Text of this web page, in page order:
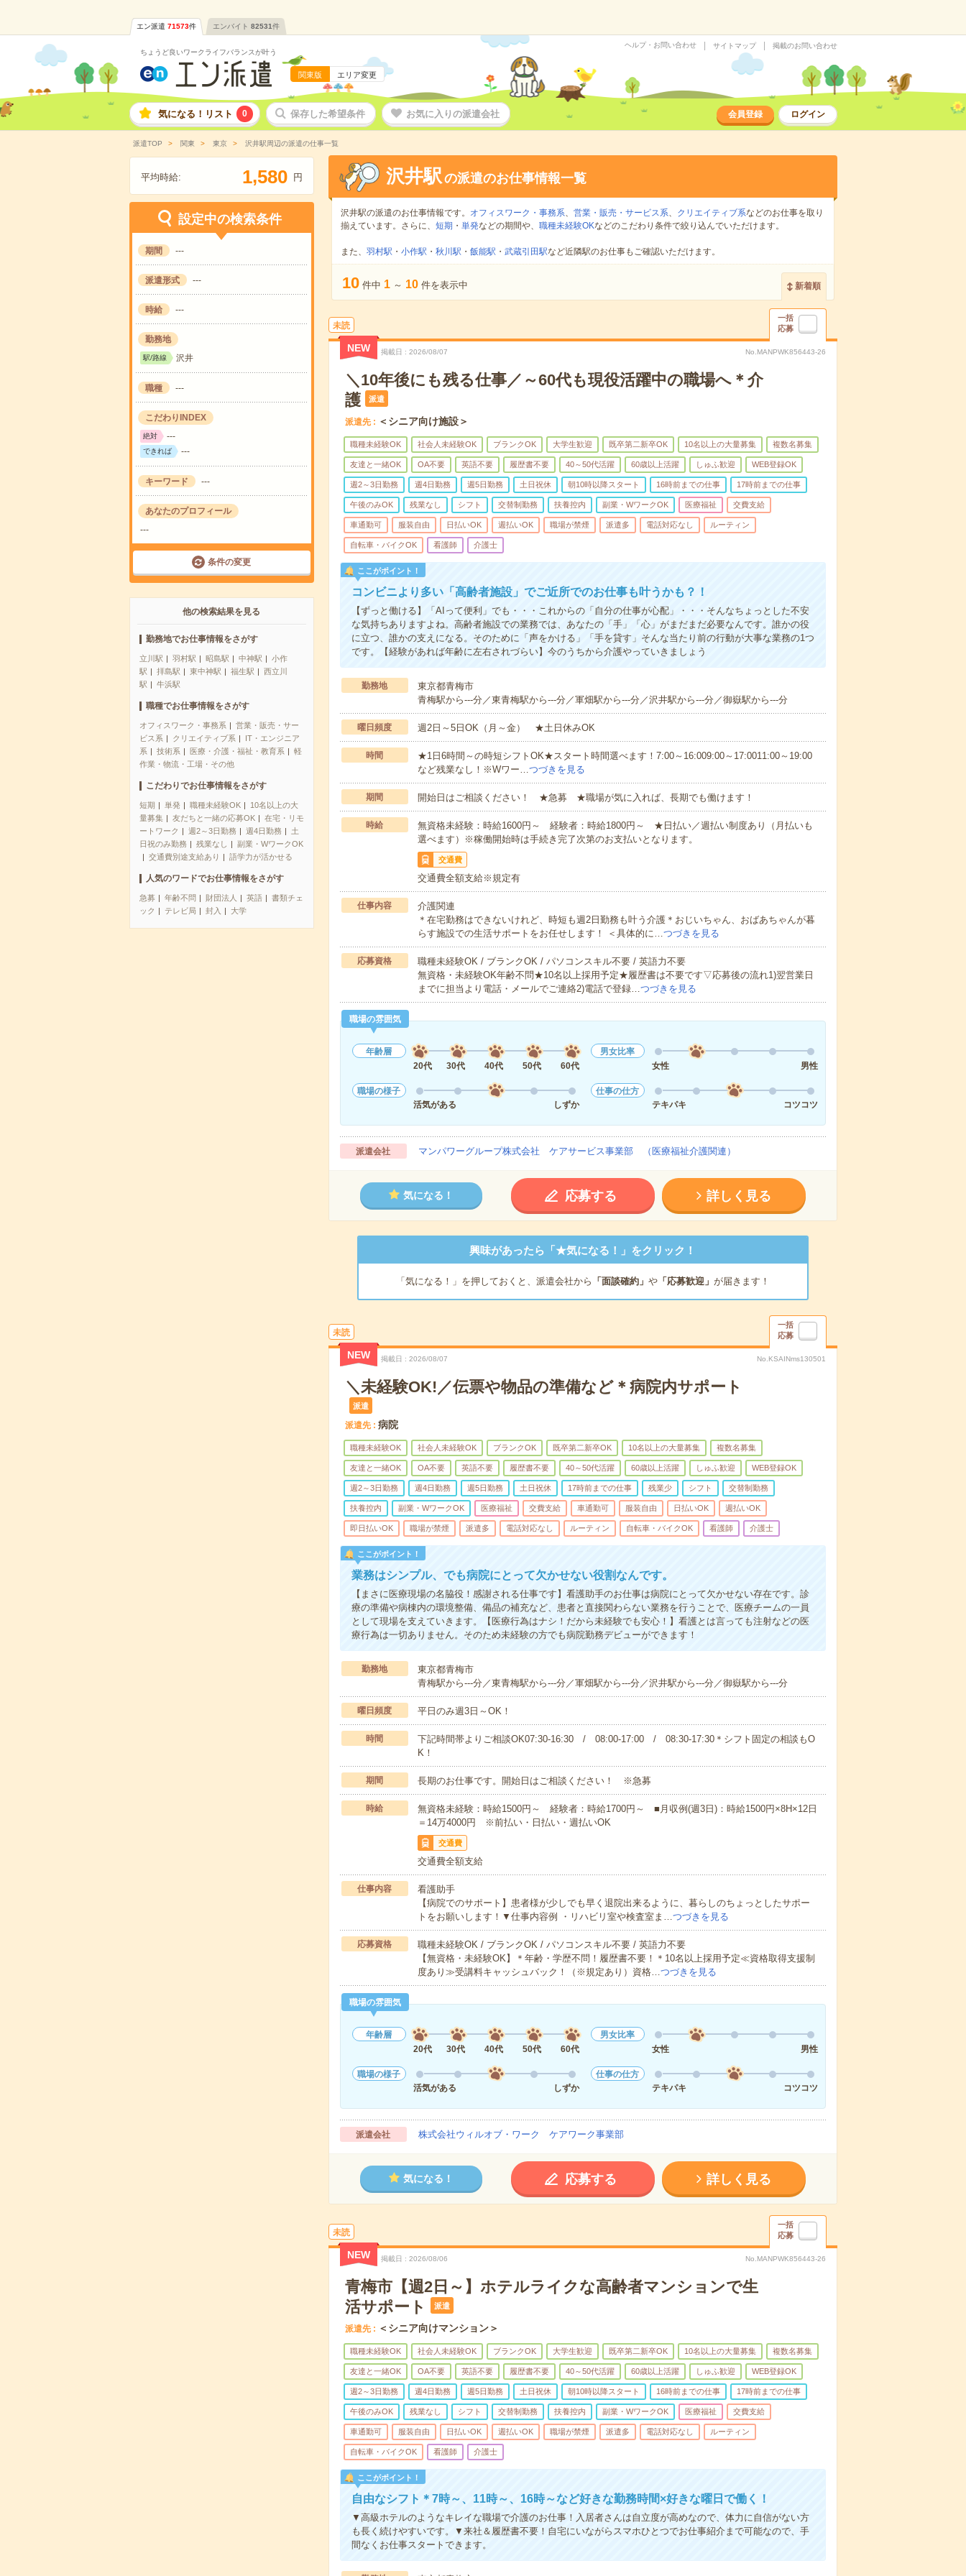
エン派遣 71573件 エンバイト 82531件
ちょうど良いワークライフバランスが叶う
関東版 エリア変更
ヘルプ・お問い合わせ サイトマップ 掲載のお問い合わせ
気になる！リスト 0 保存した希望条件 お気に入りの派遣会社 会員登録 ログイン
派遣TOP 関東 東京 沢井駅周辺の派遣の仕事一覧
平均時給: 1,580 円
設定中の検索条件
期間 ---
派遣形式 ---
時給 ---
勤務地
駅/路線 沢井
職種 ---
こだわりINDEX
絶対 ---
できれば ---
キーワード ---
あなたのプロフィール
---
条件の変更
他の検索結果を見る
勤務地でお仕事情報をさがす
立川駅 羽村駅 昭島駅 中神駅
小作
駅
拝島駅 東中神駅 福生駅
西立川
駅
牛浜駅
職種でお仕事情報をさがす
オフィスワーク・事務系
営業・販売・サー
ビス系
クリエイティブ系
IT・エンジニア
系
技術系 医療・介護・福祉・教育系
軽
作業・物流・工場・その他
こだわりでお仕事情報をさがす
短期 単発 職種未経験OK
10名以上の大
量募集
友だちと一緒の応募OK
在宅・リモ
ートワーク
週2～3日勤務 週4日勤務
土
日祝のみ勤務
残業なし
副業・WワークOK
交通費別途支給あり
語学力が活かせる
人気のワードでお仕事情報をさがす
急募 年齢不問 財団法人 英語
書類チェ
ック
テレビ局 封入 大学
沢井駅の派遣のお仕事情報一覧
沢井駅の派遣のお仕事情報です。 オフィスワーク・事務系、 営業・販売・サービス系、 クリエイティブ系などのお仕事を取り
揃えています。さらに、 短期 ・ 単発などの期間や、 職種未経験OKなどのこだわり条件で絞り込んでいただけます。
また、 羽村駅 ・ 小作駅 ・ 秋川駅 ・ 飯能駅 ・ 武蔵引田駅など近隣駅のお仕事もご確認いただけます。
10 件中 1 ～ 10 件を表示中 新着順
未読
一括
応募
NEW 掲載日 2026/08/07 No.MANPWK856443-26
＼10年後にも残る仕事／～60代も現役活躍中の職場へ＊介
護
派遣
派遣先 ＜シニア向け施設＞
職種未経験OK 社会人未経験OK ブランクOK 大学生歓迎 既卒第二新卒OK 10名以上の大量募集 複数名募集
友達と一緒OK OA不要 英語不要 履歴書不要 40～50代活躍 60歳以上活躍 しゅふ歓迎 WEB登録OK
週2～3日勤務 週4日勤務 週5日勤務 土日祝休 朝10時以降スタート 16時前までの仕事 17時前までの仕事
午後のみOK 残業なし シフト 交替制勤務 扶養控内 副業・WワークOK 医療福祉 交費支給
車通勤可 服装自由 日払いOK 週払いOK 職場が禁煙 派遣多 電話対応なし ルーティン
自転車・バイクOK 看護師 介護士
ここがポイント！
コンビニより多い「高齢者施設」でご近所でのお仕事も叶うかも？！
【ずっと働ける】「AIって便利」でも・・・これからの「自分の仕事が心配」・・・そんなちょっとした不安
な気持ちありますよね。高齢者施設での業務では、あなたの「手」「心」がまだまだ必要なんです。誰かの役
に立つ、誰かの支えになる。そのために「声をかける」「手を貸す」そんな当たり前の行動が大事な業務の1つ
です。【経験があれば年齢に左右されづらい】今のうちから介護やっていきましょう
勤務地
東京都青梅市
青梅駅から---分／東青梅駅から---分／軍畑駅から---分／沢井駅から---分／御嶽駅から---分
曜日頻度 週2日～5日OK（月～金） ★土日休みOK
時間
★1日6時間～の時短シフトOK★スタート時間選べます！7:00～16:009:00～17:0011:00～19:00
など残業なし！※Wワー…つづきを見る
期間 開始日はご相談ください！ ★急募 ★職場が気に入れば、長期でも働けます！
時給
無資格未経験：時給1600円～ 経験者：時給1800円～ ★日払い／週払い制度あり（月払いも
選べます）※稼働開始時は手続き完了次第のお支払いとなります。
交通費
交通費全額支給※規定有
仕事内容
介護関連
＊在宅勤務はできないけれど、時短も週2日勤務も叶う介護＊おじいちゃん、おばあちゃんが暮
らす施設での生活サポートをお任せします！ ＜具体的に…つづきを見る
応募資格
職種未経験OK / ブランクOK / パソコンスキル不要 / 英語力不要
無資格・未経験OK年齢不問★10名以上採用予定★履歴書は不要です▽応募後の流れ1)翌営業日
までに担当より電話・メールでご連絡2)電話で登録…つづきを見る
職場の雰囲気
年齢層
20代
30代 40代 50代 60代
男女比率
女性
男性
職場の様子
活気がある
しずか
仕事の仕方
テキパキ
コツコツ
派遣会社 マンパワーグループ株式会社 ケアサービス事業部 （医療福祉介護関連）
気になる！ 応募する 詳しく見る
興味があったら「★気になる！」をクリック！
「気になる！」を押しておくと、派遣会社から 「面談確約」 や「応募歓迎」 が届きます！
未読
一括
応募
NEW 掲載日 2026/08/07 No.KSAINms130501
＼未経験OK!／伝票や物品の準備など＊病院内サポート
派遣
派遣先 病院
職種未経験OK 社会人未経験OK ブランクOK 既卒第二新卒OK 10名以上の大量募集 複数名募集
友達と一緒OK OA不要 英語不要 履歴書不要 40～50代活躍 60歳以上活躍 しゅふ歓迎 WEB登録OK
週2～3日勤務 週4日勤務 週5日勤務 土日祝休 17時前までの仕事 残業少 シフト 交替制勤務
扶養控内 副業・WワークOK 医療福祉 交費支給 車通勤可 服装自由 日払いOK 週払いOK
即日払いOK 職場が禁煙 派遣多 電話対応なし ルーティン 自転車・バイクOK 看護師 介護士
ここがポイント！
業務はシンプル、でも病院にとって欠かせない役割なんです。
【まさに医療現場の名脇役！感謝される仕事です】看護助手のお仕事は病院にとって欠かせない存在です。診
療の準備や病棟内の環境整備、備品の補充など、患者と直接関わらない業務を行うことで、医療チームの一員
として現場を支えていきます。【医療行為はナシ！だから未経験でも安心！】看護とは言っても注射などの医
療行為は一切ありません。そのため未経験の方でも病院勤務デビューができます！
勤務地
東京都青梅市
青梅駅から---分／東青梅駅から---分／軍畑駅から---分／沢井駅から---分／御嶽駅から---分
曜日頻度 平日のみ週3日～OK！
時間
下記時間帯よりご相談OK07:30-16:30 / 08:00-17:00 / 08:30-17:30＊シフト固定の相談もO
K！
期間 長期のお仕事です。開始日はご相談ください！ ※急募
時給
無資格未経験：時給1500円～ 経験者：時給1700円～ ■月収例(週3日)：時給1500円×8H×12日
＝14万4000円 ※前払い・日払い・週払いOK
交通費
交通費全額支給
仕事内容
看護助手
【病院でのサポート】患者様が少しでも早く退院出来るように、暮らしのちょっとしたサポー
トをお願いします！▼仕事内容例 ・リハビリ室や検査室ま…つづきを見る
応募資格
職種未経験OK / ブランクOK / パソコンスキル不要 / 英語力不要
【無資格・未経験OK】＊年齢・学歴不問！履歴書不要！＊10名以上採用予定≪資格取得支援制
度あり≫受講料キャッシュバック！（※規定あり）資格…つづきを見る
職場の雰囲気
年齢層
20代
30代 40代 50代 60代
男女比率
女性
男性
職場の様子
活気がある
しずか
仕事の仕方
テキパキ
コツコツ
派遣会社 株式会社ウィルオブ・ワーク ケアワーク事業部
気になる！ 応募する 詳しく見る
未読
一括
応募
NEW 掲載日 2026/08/06 No.MANPWK856443-26
青梅市【週2日～】ホテルライクな高齢者マンションで生
活サポート
派遣
派遣先 ＜シニア向けマンション＞
職種未経験OK 社会人未経験OK ブランクOK 大学生歓迎 既卒第二新卒OK 10名以上の大量募集 複数名募集
友達と一緒OK OA不要 英語不要 履歴書不要 40～50代活躍 60歳以上活躍 しゅふ歓迎 WEB登録OK
週2～3日勤務 週4日勤務 週5日勤務 土日祝休 朝10時以降スタート 16時前までの仕事 17時前までの仕事
午後のみOK 残業なし シフト 交替制勤務 扶養控内 副業・WワークOK 医療福祉 交費支給
車通勤可 服装自由 日払いOK 週払いOK 職場が禁煙 派遣多 電話対応なし ルーティン
自転車・バイクOK 看護師 介護士
ここがポイント！
自由なシフト＊7時～、11時～、16時～など好きな勤務時間×好きな曜日で働く！
▼高級ホテルのようなキレイな職場で介護のお仕事！入居者さんは自立度が高めなので、体力に自信がない方
も長く続けやすいです。▼来社＆履歴書不要！自宅にいながらスマホひとつでお仕事紹介まで可能なので、手
間なくお仕事スタートできます。